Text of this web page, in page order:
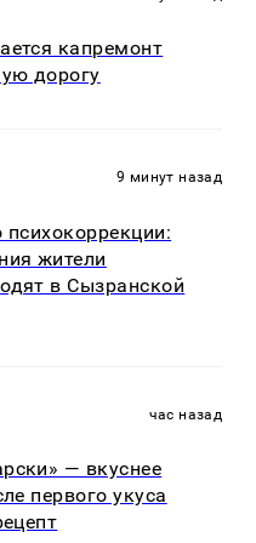
капремонт
дорогу
9 минут назад
жители
в Сызранской
час назад
— вкуснее
первого укуса